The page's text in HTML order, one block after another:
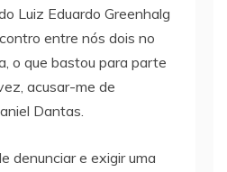
Luiz Eduardo Greenhalg
entre nós dois no
o que bastou para parte
acusar-me de
Dantas.
denunciar e exigir uma